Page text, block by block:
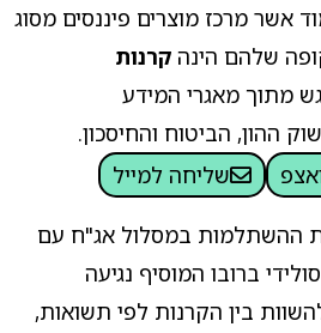
אשר מרכז מוצרים פיננסים מסוג
שלהם הינה קרנות
מתוך מאגרי המידע
ההון, הביטוח והחיסכון.
שליחה למייל
ההשתלמות במסלול אג"ח עם
סולידי ברובו המוסיף נגיעה
בין הקרנות לפי תשואות,